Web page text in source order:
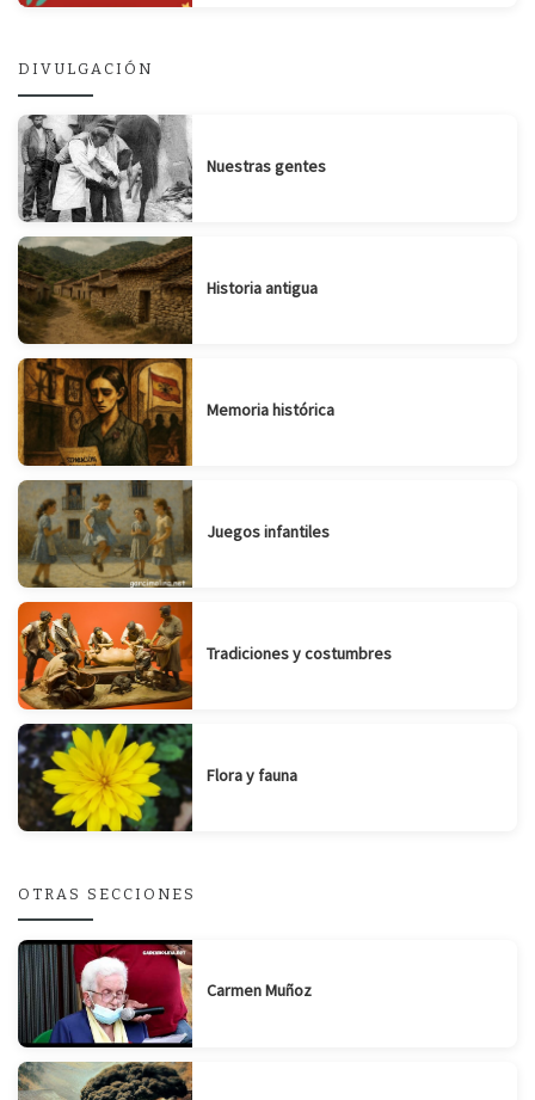
DIVULGACIÓN
Nuestras gentes
Historia antigua
Memoria histórica
Juegos infantiles
Tradiciones y costumbres
Flora y fauna
OTRAS SECCIONES
Carmen Muñoz